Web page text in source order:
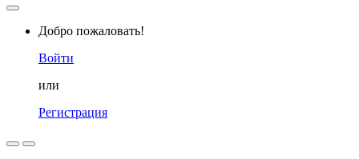
Добро пожаловать!
Войти
или
Регистрация